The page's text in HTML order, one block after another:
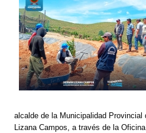
alcalde de la Municipalidad Provincial
Lizana Campos, a través de la